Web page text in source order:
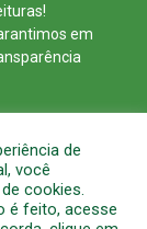
!
em
de
você
cookies.
é feito, acesse